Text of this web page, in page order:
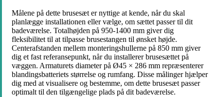
Målene på dette brusesæt er nyttige at kende, når du skal
planlægge installationen eller vælge, om sættet passer til dit
badeværelse. Totalhøjden på 950-1400 mm giver dig
fleksibilitet til at tilpasse brusestangen til ønsket højde.
Centerafstanden mellem monteringshullerne på 850 mm giver
dig et fast referansepunkt, når du installerer brusesættet på
væggen. Armaturets diameter på Ø45 × 286 mm repræsenterer
blandingsbatteriets størrelse og rumfang. Disse målinger hjælper
dig med at visualisere og bestemme, om dette brusesæt passer
optimalt til den tilgængelige plads på dit badeværelse.